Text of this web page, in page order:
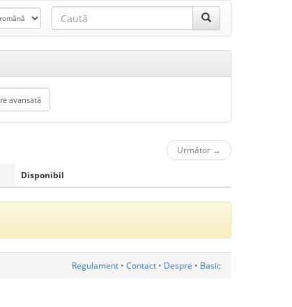
Următor →
Disponibil
Regulament • Contact • Despre • Basic